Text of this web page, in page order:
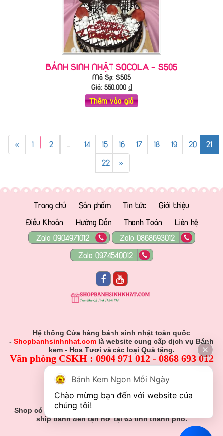
BÁNH SINH NHẬT SOCOLA - S505
Mã Sp: S505
Giá: 550,000₫
Thêm vào giỏ
« 1 2 ... 14 15 16 17 18 19 20
21
22
»
Trang chủ Sản phẩm Tin tức
Giới thiệu
Điều Khoản
Hướng Dẫn Thanh Toán
Liên hệ
Zalo 0904971012
Zalo 0868693012
Zalo 0974540012
Hệ thống Cửa hàng bánh sinh nhật toàn quốc
- Shopbanhsinhnhat.com là website cung cấp dịch vụ Bánh
kem - Hoa Tươi và các loại Quà tặng.
Văn phòng CSKH : 0904 971 012 - 0868 693 012
Hỗ Trợ Viên :
0904 971 012 - 0868 693 012
Gmail: Muabanhsinhnhat@gmail.com
Shop có nhận đơn đặt hàng theo yêu cầu khách hàng và
ship bánh đến tận nơi tại 63 tỉnh thành phố.
Bánh Kem Ngon Mỗi Ngày
Chào mừng bạn đến với website của
chúng tôi!